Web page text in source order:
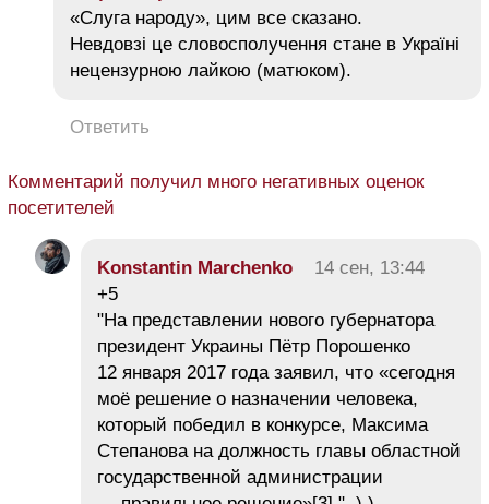
«Слуга народу», цим все сказано.
Невдовзі це словосполучення стане в Україні
нецензурною лайкою (матюком).
Ответить
Комментарий получил много негативных оценок
посетителей
Konstantin Marchenko
14 сен, 13:44
+5
"На представлении нового губернатора
президент Украины Пётр Порошенко
12 января 2017 года заявил, что «сегодня
моё решение о назначении человека,
который победил в конкурсе, Максима
Степанова на должность главы областной
государственной администрации